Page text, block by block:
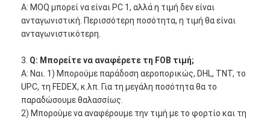
Α: MOQ μπορεί να είναι PC 1, αλλά η τιμή δεν είναι
ανταγωνιστική. Περισσότερη ποσότητα, η τιμή θα είναι
ανταγωνιστικότερη.
3. Q: Μπορείτε να αναφέρετε τη FOB τιμή;
Α: Ναι. 1) Μπορούμε παράδοση αεροπορικώς, DHL, TNT, το
UPC, τη FEDEX, κ.λπ. Για τη μεγάλη ποσότητα θα το
παραδώσουμε θαλασσίως.
2) Μπορούμε να αναφέρουμε την τιμή με το φορτίο και τη